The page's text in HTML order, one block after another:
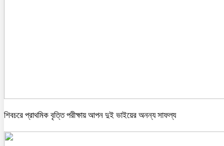
শিবচরে প্রাথমিক বৃত্তি পরীক্ষায় আপন দুই ভাইয়ের অনন্য সাফল্য